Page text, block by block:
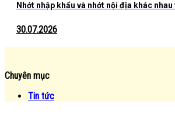
Nhớt nhập khẩu và nhớt nội địa khác nhau
30.07.2026
Chuyên mục
Tin tức